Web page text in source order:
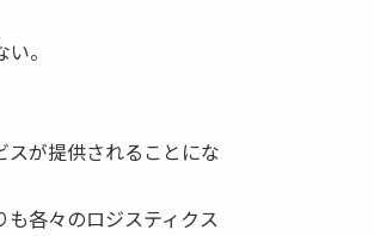
。
が提供されることにな
各々のロジスティクス